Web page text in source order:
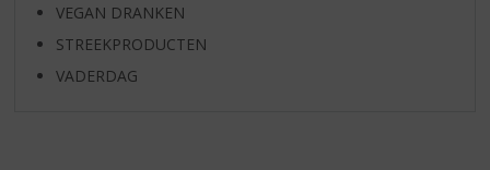
VEGAN DRANKEN
STREEKPRODUCTEN
VADERDAG